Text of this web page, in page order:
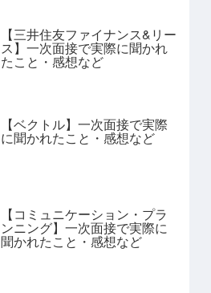
【三井住友ファイナンス&リー
ス】一次面接で実際に聞かれ
たこと・感想など
【ベクトル】一次面接で実際
に聞かれたこと・感想など
【コミュニケーション・プラ
ンニング】一次面接で実際に
聞かれたこと・感想など